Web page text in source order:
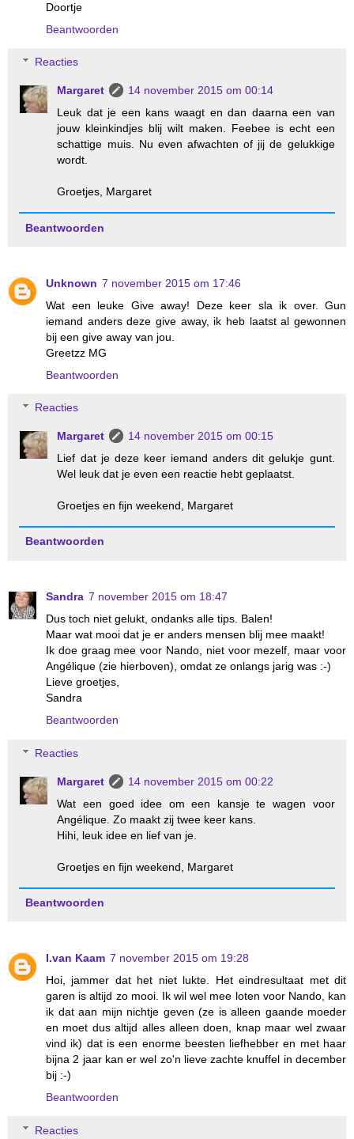
Doortje
Beantwoorden
Reacties
Margaret
14 november 2015 om 00:14
Leuk dat je een kans waagt en dan daarna een van
jouw kleinkindjes blij wilt maken. Feebee is echt een
schattige muis. Nu even afwachten of jij de gelukkige
wordt.
Groetjes, Margaret
Beantwoorden
Unknown 7 november 2015 om 17:46
Wat een leuke Give away! Deze keer sla ik over. Gun
iemand anders deze give away, ik heb laatst al gewonnen
bij een give away van jou.
Greetzz MG
Beantwoorden
Reacties
Margaret
14 november 2015 om 00:15
Lief dat je deze keer iemand anders dit gelukje gunt.
Wel leuk dat je even een reactie hebt geplaatst.
Groetjes en fijn weekend, Margaret
Beantwoorden
Sandra 7 november 2015 om 18:47
Dus toch niet gelukt, ondanks alle tips. Balen!
Maar wat mooi dat je er anders mensen blij mee maakt!
Ik doe graag mee voor Nando, niet voor mezelf, maar voor
Angélique (zie hierboven), omdat ze onlangs jarig was :-)
Lieve groetjes,
Sandra
Beantwoorden
Reacties
Margaret
14 november 2015 om 00:22
Wat een goed idee om een kansje te wagen voor
Angélique. Zo maakt zij twee keer kans.
Hihi, leuk idee en lief van je.
Groetjes en fijn weekend, Margaret
Beantwoorden
I.van Kaam 7 november 2015 om 19:28
Hoi, jammer dat het niet lukte. Het eindresultaat met dit
garen is altijd zo mooi. Ik wil wel mee loten voor Nando, kan
ik dat aan mijn nichtje geven (ze is alleen gaande moeder
en moet dus altijd alles alleen doen, knap maar wel zwaar
vind ik) dat is een enorme beesten liefhebber en met haar
bijna 2 jaar kan er wel zo'n lieve zachte knuffel in december
bij :-)
Beantwoorden
Reacties